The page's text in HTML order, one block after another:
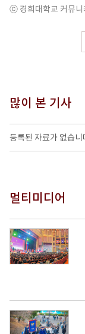
ⓒ 경희대학교 커뮤니
많이 본 기사
등록된 자료가 없습니
멀티미디어